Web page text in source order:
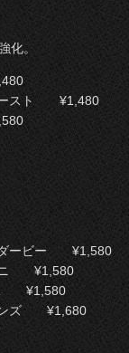
化。
ースト ¥1,480
ダービー ¥1,580
ニ ¥1,580
ニ ¥1,580
ンズ ¥1,680